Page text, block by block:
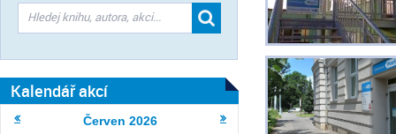
Kalendář akcí
Červen 2026